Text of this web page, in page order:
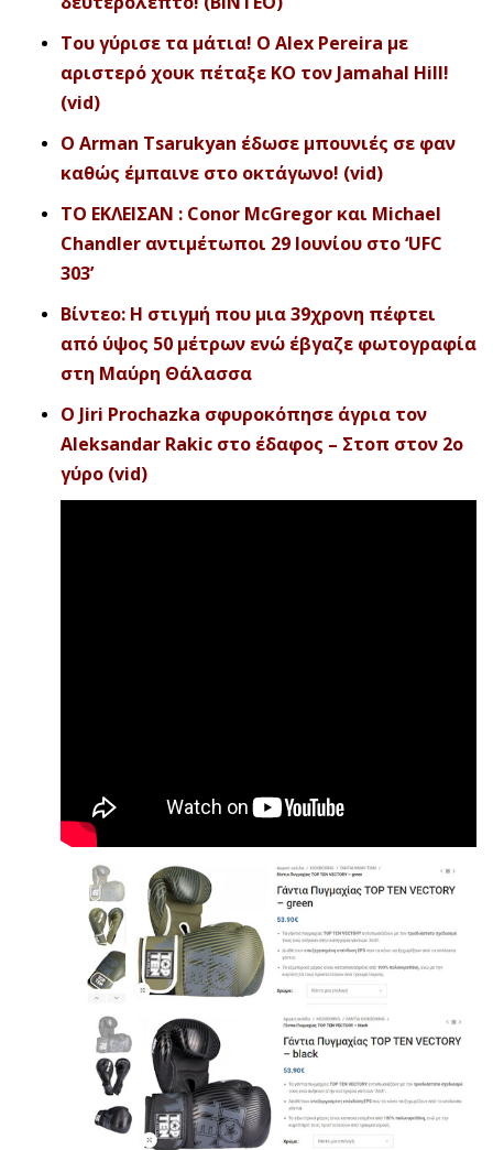
Του γύρισε τα μάτια! Ο Alex Pereira με
αριστερό χουκ πέταξε KO τον Jamahal Hill!
(vid)
Ο Arman Tsarukyan έδωσε μπουνιές σε φαν
καθώς έμπαινε στο οκτάγωνο! (vid)
ΤΟ ΕΚΛΕΙΣΑΝ : Conor McGregor και Michael
Chandler αντιμέτωποι 29 Ιουνίου στο ‘UFC
303’
Βίντεο: Η στιγμή που μια 39χρονη πέφτει
από ύψος 50 μέτρων ενώ έβγαζε φωτογραφία
στη Μαύρη Θάλασσα
O Jiri Prochazka σφυροκόπησε άγρια τον
Aleksandar Rakic στο έδαφος – Στοπ στον 2ο
γύρο (vid)